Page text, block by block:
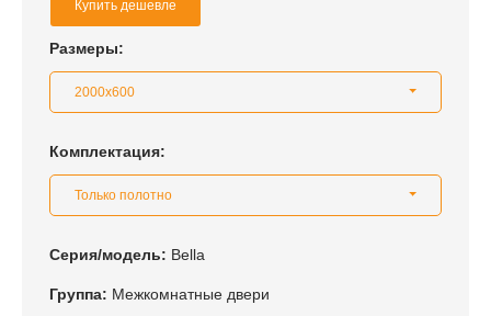
Купить дешевле
Размеры:
2000x600
Комплектация:
Только полотно
Серия/модель: Bella
Группа: Межкомнатные двери